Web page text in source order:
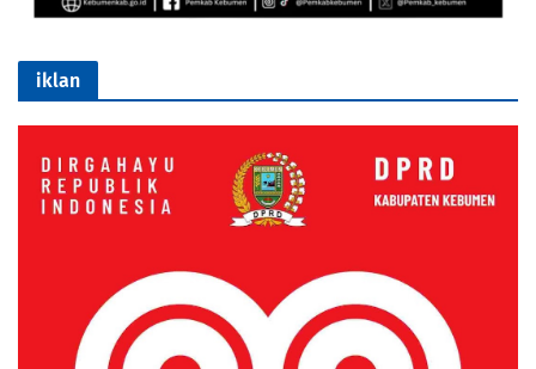
iklan